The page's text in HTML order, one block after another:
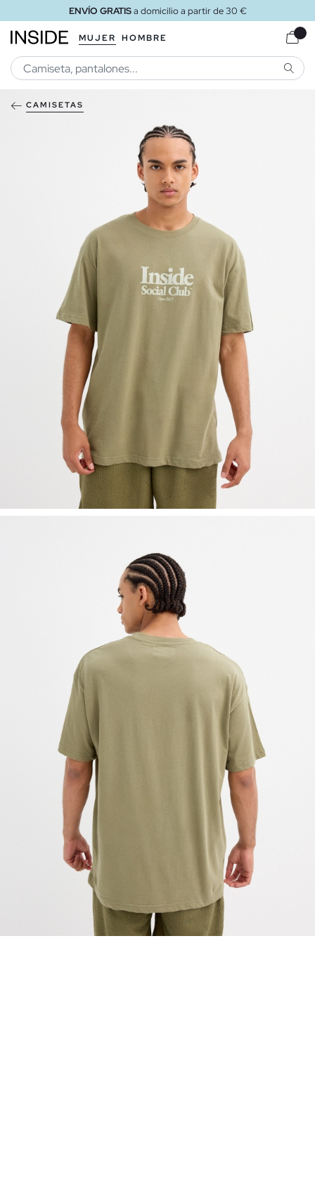
ENVÍO GRATISa domicilio a partir de 30 €
MUJER HOMBRE
CAMISETAS